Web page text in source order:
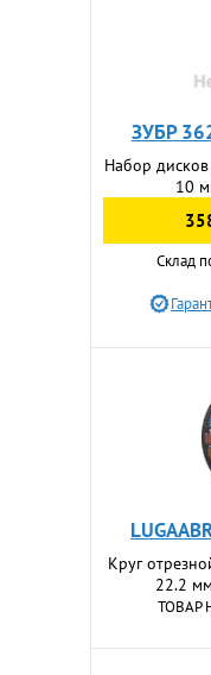
ЗУБР
Набор
10
Склад
Круг
22.2
ТОВАР